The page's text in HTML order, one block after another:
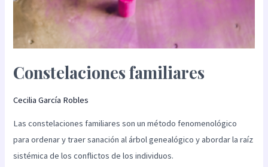
Constelaciones familiares
Cecilia García Robles
Las constelaciones familiares son un método fenomenológico
para ordenar y traer sanación al árbol genealógico y abordar la raíz
sistémica de los conflictos de los individuos.